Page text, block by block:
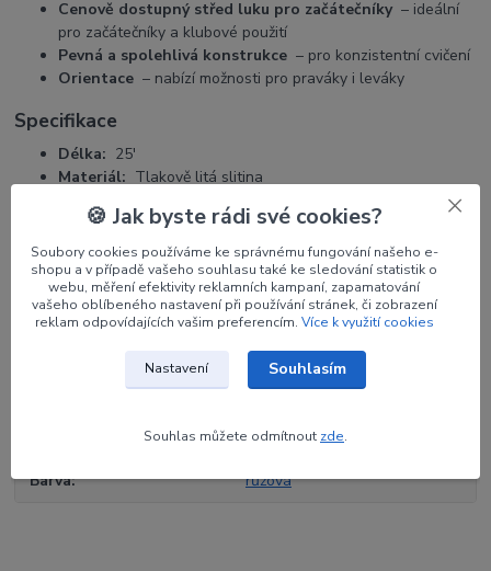
Cenově dostupný střed luku pro začátečníky – ideální
pro začátečníky a klubové použití
Pevná a spolehlivá konstrukce – pro konzistentní cvičení
Orientace – nabízí možnosti pro praváky i leváky
Specifikace
Délka: 25'
Materiál: Tlakově litá slitina
Orientace:pravá / levá
Maximální doporučená síla nátahu:36 liber.
CORE
RH
Barva růžová
🍪 Jak byste rádi své cookies?
Soubory cookies používáme ke správnému fungování našeho e-
shopu a v případě vašeho souhlasu také ke sledování statistik o
webu, měření efektivity reklamních kampaní, zapamatování
vašeho oblíbeného nastavení při používání stránek, či zobrazení
reklam odpovídajících vašim preferencím. Více k využití cookies
Nastavení Souhlasím
Souhlas můžete odmítnout zde.